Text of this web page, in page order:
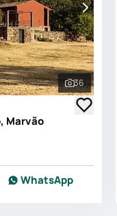
Vedi
36
Marvão
WhatsApp